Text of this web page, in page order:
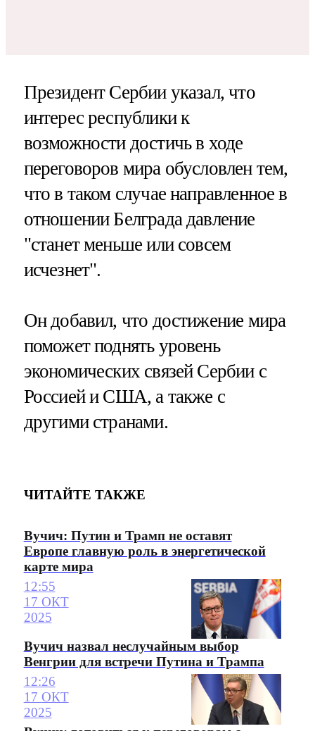
Президент Сербии указал, что
интерес республики к
возможности достичь в ходе
переговоров мира обусловлен тем,
что в таком случае направленное в
отношении Белграда давление
"станет меньше или совсем
исчезнет".
Он добавил, что достижение мира
поможет поднять уровень
экономических связей Сербии с
Россией и США, а также с
другими странами.
ЧИТАЙТЕ ТАКЖЕ
Вучич: Путин и Трамп не оставят
Европе главную роль в энергетической
карте мира
12:55
17 ОКТ
2025
Вучич назвал неслучайным выбор
Венгрии для встречи Путина и Трампа
12:26
17 ОКТ
2025